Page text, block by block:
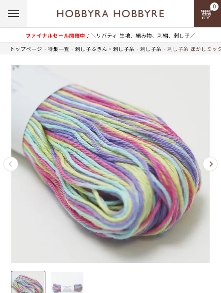
ファイナルセール開催中♪＼リバティ 生地、編み物、刺繍、刺し子／
0
トップページ 特集一覧 刺し子ふきん・刺し子糸 刺し子糸 刺し子糸 ぼかしミッ